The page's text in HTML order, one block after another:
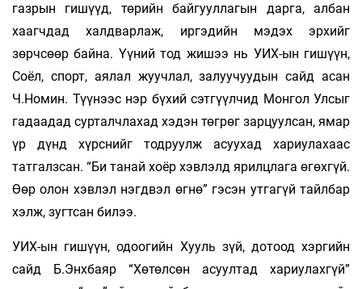
газрын гишүүд, төрийн байгууллагын дарга, албан
хаагчдад халдварлаж, иргэдийн мэдэх эрхийг
зөрчсөөр байна. Үүний тод жишээ нь УИХ-ын гишүүн,
Соёл, спорт, аялал жуучлал, залуучуудын сайд асан
Ч.Номин. Түүнээс нэр бүхий сэтгүүлчид Монгол Улсыг
гадаадад сурталчлахад хэдэн төгрөг зарцуулсан, ямар
үр дүнд хүрснийг тодруулж асуухад хариулахаас
татгалзсан. “Би танай хоёр хэвлэлд ярилцлага өгөхгүй.
Өөр олон хэвлэл нэгдвэл өгнө” гэсэн утгагүй тайлбар
хэлж, зугтсан билээ.
УИХ-ын гишүүн, одоогийн Хууль зүй, дотоод хэргийн
сайд Б.Энхбаяр “Хөтөлсөн асуултад хариулахгүй”